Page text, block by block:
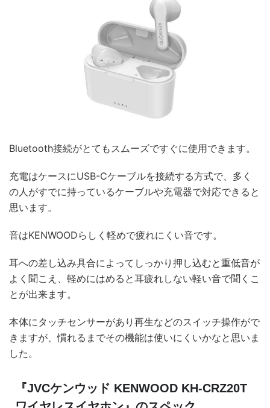
Bluetooth接続がとてもスムーズですぐに使用できます。
充電はケースにUSB-Cケーブルを接続する方式で、多く
の人がすでに持っているケーブルや充電器で対応できると
思います。
音はKENWOODらしく軽めで疲れにくい音です。
耳への差し込み具合によってしっかり押し込むと重低音が
よく聞こえ、軽めにはめると耳疲れしない軽い音で聞くこ
とが出来ます。
本体にタッチセンサーがあり再生などのスイッチ操作がで
きますが、慣れるまでその機能は使いにくいかなと思いま
した。
『JVCケンウッド KENWOOD KH-CRZ20T